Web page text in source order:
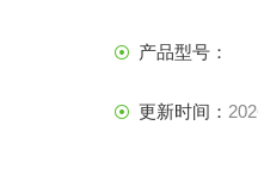
产品型号：
更新时间：